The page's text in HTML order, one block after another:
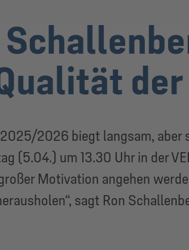
2026 biegt langsam, aber
(5.04.) um 13.30 Uhr in der
Motivation angehen
sagt Ron